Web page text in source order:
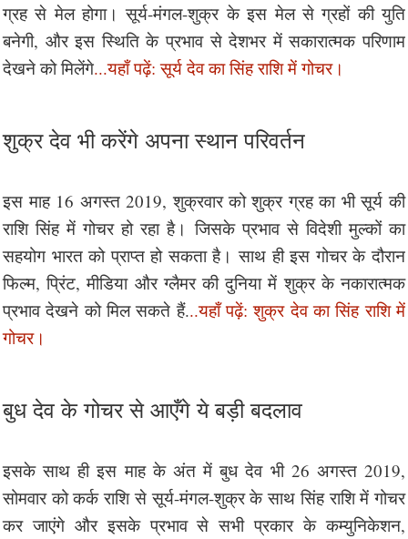
ग्रह से मेल होगा। सूर्य-मंगल-शुक्र के इस मेल से ग्रहों की युति
बनेगी, और इस स्थिति के प्रभाव से देशभर में सकारात्मक परिणाम
देखने को मिलेंगे...यहाँ पढ़ें: सूर्य देव का सिंह राशि में गोचर।
शुक्र देव भी करेंगे अपना स्थान परिवर्तन
इस माह 16 अगस्त 2019, शुक्रवार को शुक्र ग्रह का भी सूर्य की
राशि सिंह में गोचर हो रहा है। जिसके प्रभाव से विदेशी मुल्कों का
सहयोग भारत को प्राप्त हो सकता है। साथ ही इस गोचर के दौरान
फिल्म, प्रिंट, मीडिया और ग्लैमर की दुनिया में शुक्र के नकारात्मक
प्रभाव देखने को मिल सकते हैं...यहाँ पढ़ें: शुक्र देव का सिंह राशि में
गोचर।
बुध देव के गोचर से आएँगे ये बड़ी बदलाव
इसके साथ ही इस माह के अंत में बुध देव भी 26 अगस्त 2019,
सोमवार को कर्क राशि से सूर्य-मंगल-शुक्र के साथ सिंह राशि में गोचर
कर जाएंगे और इसके प्रभाव से सभी प्रकार के कम्युनिकेशन,